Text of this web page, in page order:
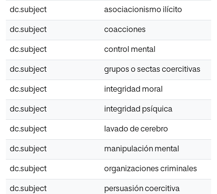
dc.subject asociacionismo ilícito
dc.subject coacciones
dc.subject control mental
dc.subject grupos o sectas coercitivas
dc.subject integridad moral
dc.subject integridad psíquica
dc.subject lavado de cerebro
dc.subject manipulación mental
dc.subject organizaciones criminales
dc.subject persuasión coercitiva